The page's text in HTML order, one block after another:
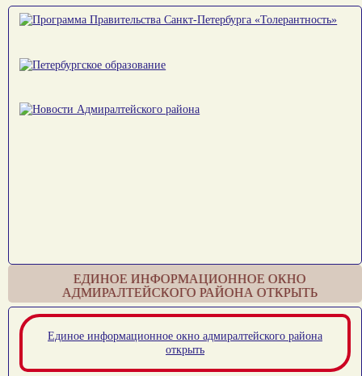
ЕДИНОЕ ИНФОРМАЦИОННОЕ ОКНО
АДМИРАЛТЕЙСКОГО РАЙОНА ОТКРЫТЬ
Единое информационное окно адмиралтейского района
открыть